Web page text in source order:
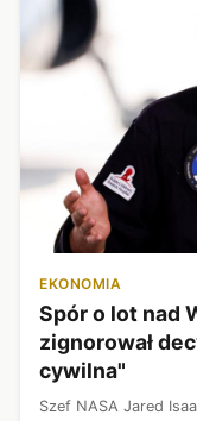
EKONOMIA
Spór o lot nad
zignorował
cywilna"
Szef NASA Jared